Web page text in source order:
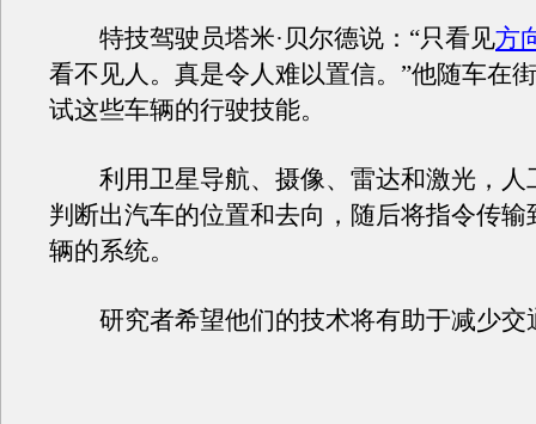
特技驾驶员塔米·贝尔德说：“只看见方
看不见人。真是令人难以置信。”他随车在
试这些车辆的行驶技能。
利用卫星导航、摄像、雷达和激光，人
判断出汽车的位置和去向，随后将指令传输
辆的系统。
研究者希望他们的技术将有助于减少交